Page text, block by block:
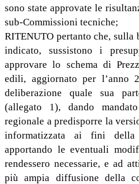
sono state approvate le
sub-Commissioni tecniche;
RITENUTO pertanto che, sulla
indicato, sussistono i
approvare lo schema di
edili, aggiornato per l’anno
deliberazione quale sua
(allegato 1), dando
regionale a predisporre la
informatizzata ai fini
apportando le eventuali
rendessero necessarie, e ad
più ampia diffusione della